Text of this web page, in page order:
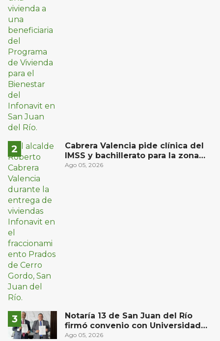
Cabrera Valencia pide clínica del
IMSS y bachillerato para la zona
oriente de San Juan del Río
Ago 05, 2026
Notaría 13 de San Juan del Río
firmó convenio con Universidad
del Bajío para recibir estudiantes
Ago 05, 2026